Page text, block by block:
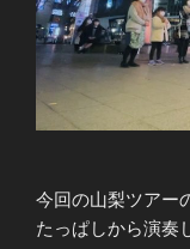
今回の山梨ツアー
たっぱしから演奏